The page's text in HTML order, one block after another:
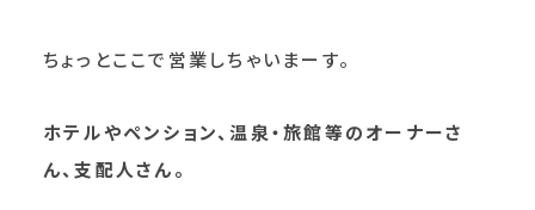
ちょっとここで営業しちゃいまーす。
ホテルやペンション、温泉・旅館等のオーナーさ
ん、支配人さん。